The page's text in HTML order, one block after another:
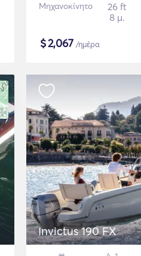
Μηχανοκίνητο
26 ft
8 μ.
$2,067 /ημέρα
Invictus 190 FX